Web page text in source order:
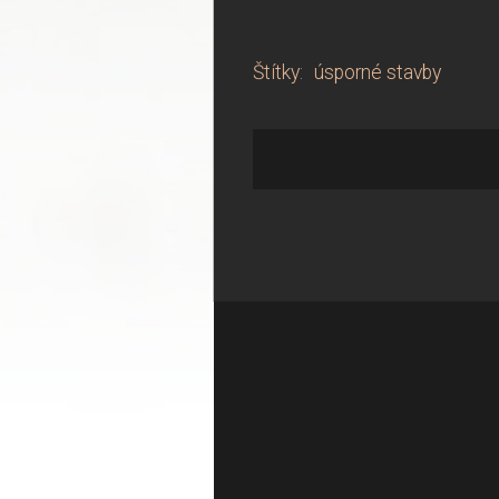
Štítky: úsporné stavby